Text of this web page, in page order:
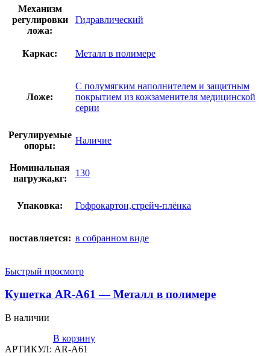
Механизм
регулировки
ложа:
Гидравлический
Каркас: Металл в полимере
Ложе:
С полумягким наполнителем и защитным
покрытием из кожзаменителя медицинской
серии
Регулируемые
опоры:
Наличие
Номинальная
нагрузка,кг:
130
Упаковка: Гофрокартон,стрейч-плёнка
поставляется: в собранном виде
Быстрый просмотр
Кушетка AR-A61 — Металл в полимере
В наличии
В корзину
АРТИКУЛ: AR-A61